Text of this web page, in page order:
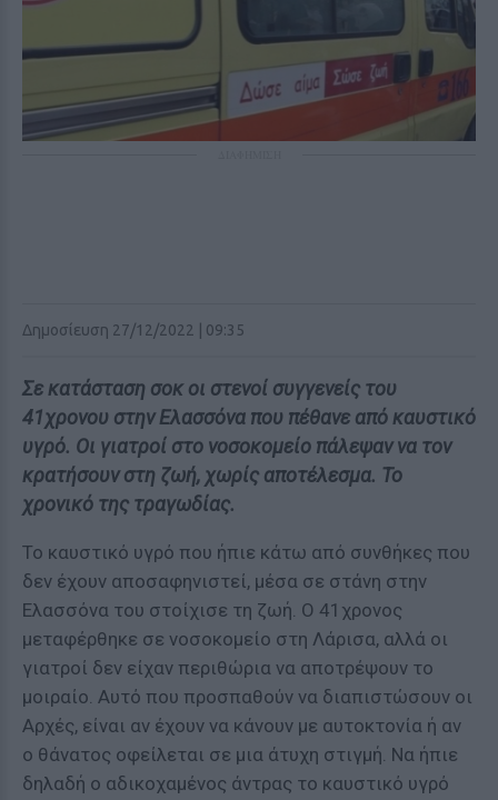
Δημοσίευση 27/12/2022 | 09:35
Σε κατάσταση σοκ οι στενοί συγγενείς του
41χρονου στην Ελασσόνα που πέθανε από καυστικό
υγρό. Οι γιατροί στο νοσοκομείο πάλεψαν να τον
κρατήσουν στη ζωή, χωρίς αποτέλεσμα. Το
χρονικό της τραγωδίας.
Το καυστικό υγρό που ήπιε κάτω από συνθήκες που
δεν έχουν αποσαφηνιστεί, μέσα σε στάνη στην
Ελασσόνα του στοίχισε τη ζωή. Ο 41χρονος
μεταφέρθηκε σε νοσοκομείο στη Λάρισα, αλλά οι
γιατροί δεν είχαν περιθώρια να αποτρέψουν το
μοιραίο. Αυτό που προσπαθούν να διαπιστώσουν οι
Αρχές, είναι αν έχουν να κάνουν με αυτοκτονία ή αν
ο θάνατος οφείλεται σε μια άτυχη στιγμή. Να ήπιε
δηλαδή ο αδικοχαμένος άντρας το καυστικό υγρό